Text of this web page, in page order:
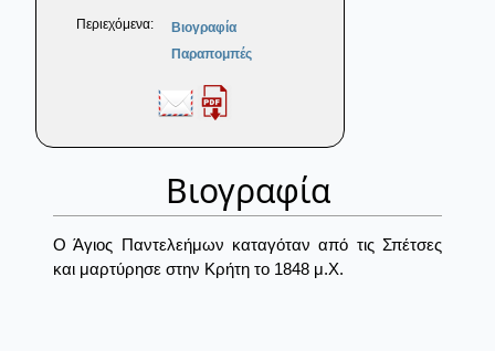
Περιεχόμενα:
Βιογραφία
Παραπομπές
Βιογραφία
Ο Άγιος Παντελεήμων καταγόταν από τις Σπέτσες
και μαρτύρησε στην Κρήτη το 1848 μ.Χ.